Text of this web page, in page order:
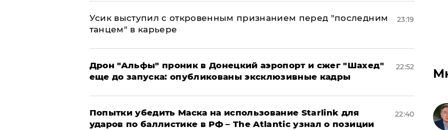
Усик выступил с откровенным признанием перед "последним
танцем" в карьере
23:19
Дрон "Альфы" проник в Донецкий аэропорт и сжег "Шахед"
еще до запуска: опубликованы эксклюзивные кадры
22:52
Попытки убедить Маска на использование Starlink для
ударов по баллистике в РФ – The Atlantic узнал о позиции
22:40